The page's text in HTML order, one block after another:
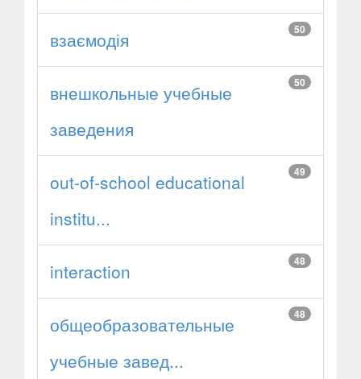
50
взаємодія
50
внешкольные учебные
заведения
49
out-of-school educational
institu...
48
interaction
48
общеобразовательные
учебные завед...